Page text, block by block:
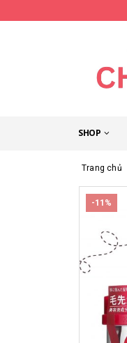
SHOP
Trang chủ
-11%